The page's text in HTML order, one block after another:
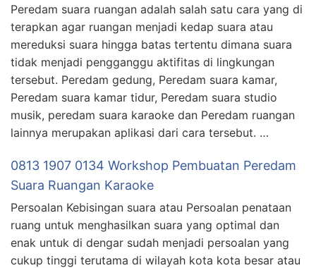
Peredam suara ruangan adalah salah satu cara yang di
terapkan agar ruangan menjadi kedap suara atau
mereduksi suara hingga batas tertentu dimana suara
tidak menjadi pengganggu aktifitas di lingkungan
tersebut. Peredam gedung, Peredam suara kamar,
Peredam suara kamar tidur, Peredam suara studio
musik, peredam suara karaoke dan Peredam ruangan
lainnya merupakan aplikasi dari cara tersebut. …
0813 1907 0134 Workshop Pembuatan Peredam
Suara Ruangan Karaoke
Persoalan Kebisingan suara atau Persoalan penataan
ruang untuk menghasilkan suara yang optimal dan
enak untuk di dengar sudah menjadi persoalan yang
cukup tinggi terutama di wilayah kota kota besar atau